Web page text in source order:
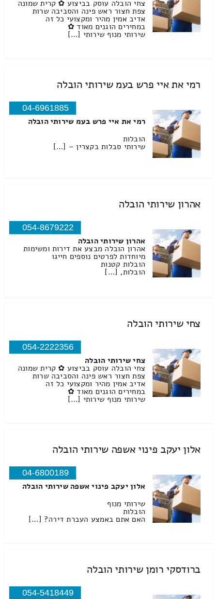
צחי הובלה עוסק בביצוע ✿ קרית שמונה
צפת חצור ראש פינה והסביבה שרות
אדיב אמין מהיר ומקצועי כל זה
במחירים הוגנים מאוד ✿
שירותי מנוף שירותי […]
רמי את איי פרש בעמ שירותי הובלה
04-6961885
רמי את איי פרש בעמ שירותי הובלה
הובלות
שירותי סבלות בקצרין – […]
אהרון שירותי הובלה
054-8679222
אהרון שירותי הובלה
אהרון הובלה מבצע את דירות ומשימות
מיוחדות לפרטים נוספים חייגו
הובלות קטנות
הובלות, […]
צחי שירותי הובלה
054-2222356
צחי שירותי הובלה
צחי הובלה עוסק בביצוע ✿ קרית שמונה
צפת חצור ראש פינה והסביבה שרות
אדיב אמין מהיר ומקצועי כל זה
במחירים הוגנים מאוד ✿
שירותי מנוף שירותי […]
אלון יעקב פינוי אשפה שירותי הובלה
04-6800189
אלון יעקב פינוי אשפה שירותי הובלה
שירותי מנוף
הובלות
האם אתם באמצע העברת דירה? […]
ברודסקי רומן שירותי הובלה
054-5418449